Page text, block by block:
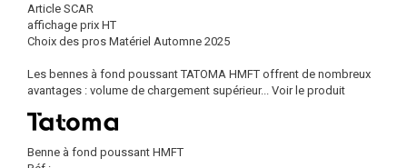
Article SCAR
affichage prix HT
Choix des pros Matériel Automne 2025
Les bennes à fond poussant TATOMA HMFT offrent de nombreux
avantages : volume de chargement supérieur... Voir le produit
Benne à fond poussant HMFT